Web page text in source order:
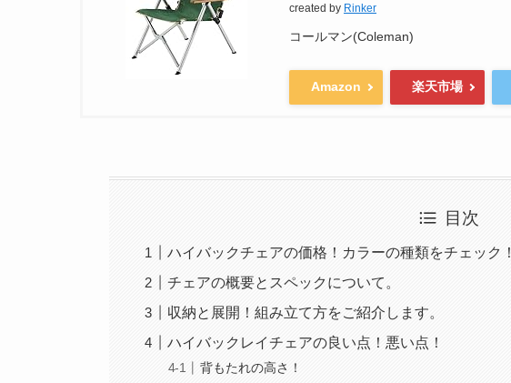
created by Rinker
コールマン(Coleman)
Amazon 楽天市場
目次
ハイバックチェアの価格！カラーの種類をチェック！
チェアの概要とスペックについて。
収納と展開！組み立て方をご紹介します。
ハイバックレイチェアの良い点！悪い点！
背もたれの高さ！